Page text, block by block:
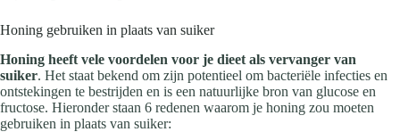
Honing gebruiken in plaats van suiker
Honing heeft vele voordelen voor je dieet als vervanger van
suiker. Het staat bekend om zijn potentieel om bacteriële infecties en
ontstekingen te bestrijden en is een natuurlijke bron van glucose en
fructose. Hieronder staan 6 redenen waarom je honing zou moeten
gebruiken in plaats van suiker: